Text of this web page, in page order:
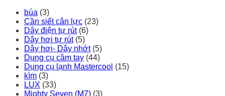
búa (3)
Cần siết cân lực (23)
Dây điện tự rút (6)
Dây hơi tự rút (5)
Dây hơi- Dây nhớt (5)
Dụng cụ cầm tay (44)
Dụng cụ lạnh Mastercool (15)
kìm (3)
LUX (33)
Mighty Seven (M7) (3)